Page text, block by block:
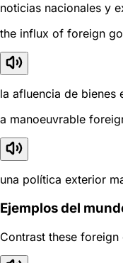
noticias nacionales y
the influx of foreign
la afluencia de bienes
a manoeuvrable
una política exterior
Ejemplos del
Contrast these